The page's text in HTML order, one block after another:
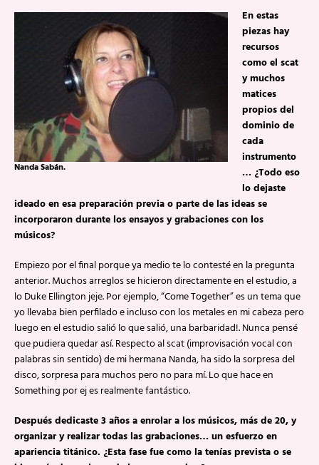
Nanda Sabán.
En estas
piezas hay
recursos
como el scat
y muchos
matices
propios del
dominio de
cada
instrumento
… ¿Todo eso
lo dejaste
ideado en esa preparación previa o parte de las ideas se
incorporaron durante los ensayos y grabaciones con los
músicos?
Empiezo por el final porque ya medio te lo contesté en la pregunta
anterior. Muchos arreglos se hicieron directamente en el estudio, a
lo Duke Ellington jeje. Por ejemplo, “Come Together” es un tema que
yo llevaba bien perfilado e incluso con los metales en mi cabeza pero
luego en el estudio salió lo que salió, una barbaridad!. Nunca pensé
que pudiera quedar así. Respecto al scat (improvisación vocal con
palabras sin sentido) de mi hermana Nanda, ha sido la sorpresa del
disco, sorpresa para muchos pero no para mí. Lo que hace en
Something por ej es realmente fantástico.
Después dedicaste 3 años a enrolar a los músicos, más de 20, y
organizar y realizar todas las grabaciones… un esfuerzo en
apariencia titánico. ¿Esta fase fue como la tenías prevista o se